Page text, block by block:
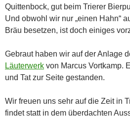
Quittenbock, gut beim Trierer
Und obwohl wir nur „einen Hahn“
Bräu besetzen, ist doch einiges
Gebraut haben wir auf der Anlage
Läuterwerk von Marcus Vortkamp.
und Tat zur Seite gestanden.
Wir freuen uns sehr auf die Zeit in
findet statt in dem überdachten